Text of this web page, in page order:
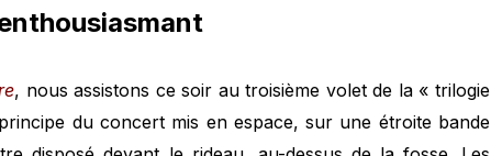
, nous assistons ce soir au troisième volet de la « trilogie
du concert mis en espace, sur une étroite bande